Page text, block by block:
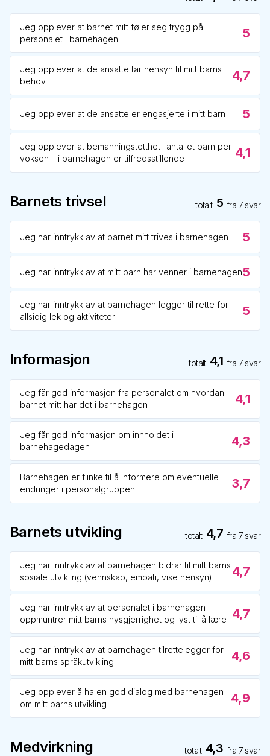
Jeg opplever at barnet mitt føler seg trygg på
personalet i barnehagen
5
Jeg opplever at de ansatte tar hensyn til mitt barns
behov
4,7
Jeg opplever at de ansatte er engasjerte i mitt barn 5
Jeg opplever at bemanningstetthet -antallet barn per
voksen – i barnehagen er tilfredsstillende
4,1
Barnets trivsel totalt 5 fra 7 svar
Jeg har inntrykk av at barnet mitt trives i barnehagen 5
Jeg har inntrykk av at mitt barn har venner i barnehagen5
Jeg har inntrykk av at barnehagen legger til rette for
allsidig lek og aktiviteter
5
Informasjon totalt 4,1 fra 7 svar
Jeg får god informasjon fra personalet om hvordan
barnet mitt har det i barnehagen
4,1
Jeg får god informasjon om innholdet i
barnehagedagen
4,3
Barnehagen er flinke til å informere om eventuelle
endringer i personalgruppen
3,7
Barnets utvikling totalt 4,7 fra 7 svar
Jeg har inntrykk av at barnehagen bidrar til mitt barns
sosiale utvikling (vennskap, empati, vise hensyn)
4,7
Jeg har inntrykk av at personalet i barnehagen
oppmuntrer mitt barns nysgjerrighet og lyst til å lære
4,7
Jeg har inntrykk av at barnehagen tilrettelegger for
mitt barns språkutvikling
4,6
Jeg opplever å ha en god dialog med barnehagen
om mitt barns utvikling
4,9
Medvirkning totalt 4,3 fra 7 svar